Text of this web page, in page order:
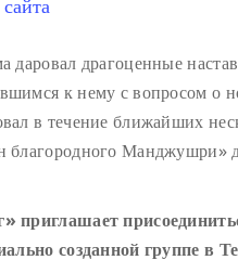
даровал драгоценные
к нему с вопросом о
в течение ближайших
благородного Манджушри»
приглашает
созданной группе в